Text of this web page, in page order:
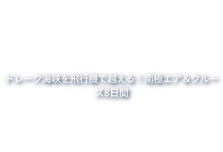
ドレーク海峡を飛行機で越える！南極エア＆クルー
ズ8日間